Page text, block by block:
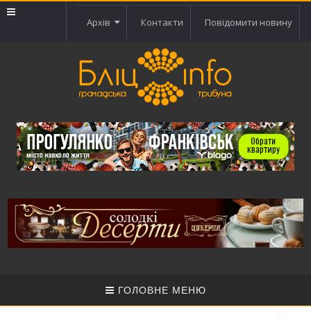
Архів Контакти Повідомити новину
ГОЛОВНЕ МЕНЮ